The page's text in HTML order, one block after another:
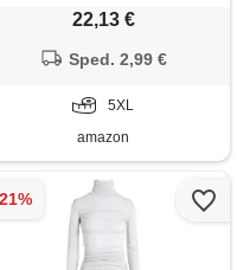
casual da donna patchwork
matrimoni e feste autunno
curvy
22,13 €
Sped. 2,99 €
5XL
amazon